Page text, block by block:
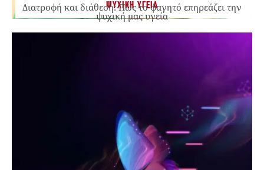
ΨΥΧΙΚΗ ΥΓΕΙΑ
Διατροφή και διάθεση: Πώς το φαγητό επηρεάζει την
ψυχική μας υγεία